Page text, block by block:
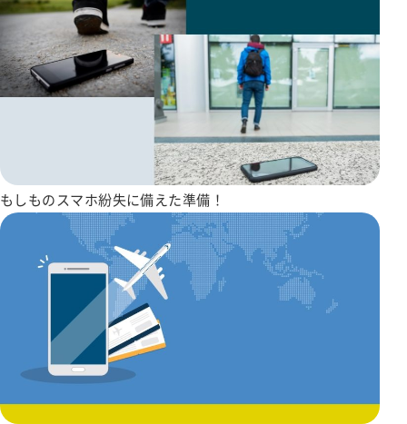
もしものスマホ紛失に備えた準備！